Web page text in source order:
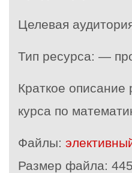
Целевая
Тип ресурса: —
Краткое
курса по
Файлы:
Размер файла: